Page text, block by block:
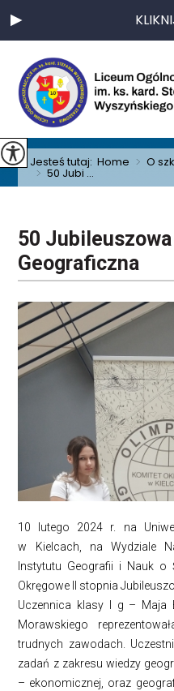
Jesteś tutaj:Home > O
> 50 Jubi ...
50
Geograficzna
10 lutego 2024 r. na
w Kielcach, na Wydziale
Instytutu Geografii i Nauk o
Okręgowe II stopnia
Uczennica klasy I g – Maja
Morawskiego
trudnych zawodach.
zadań z zakresu wiedzy
– ekonomicznej, oraz